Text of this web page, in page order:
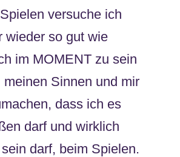
versuche ich
wieder so gut wie
im MOMENT zu sein
meinen Sinnen und mir
dass ich es
darf und wirklich
darf, beim Spielen.